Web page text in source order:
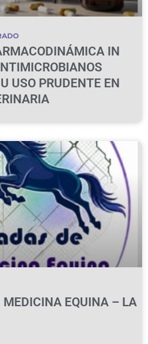
IN
USO PRUDENTE EN
EQUINA – LA